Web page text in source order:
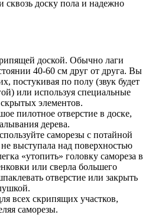
сквозь доску пола и надежно
доской. Обычно лаги
40-60 см друг от друга. Вы
постукивая по полу (звук будет
или используя специальные
элементов.
пилотное отверстие в доске,
дерева.
саморезы с потайной
выступала над поверхностью
«утопить» головку самореза в
или сверла большего
отверстие или закрыть
всех скрипящих участков,
саморезы.